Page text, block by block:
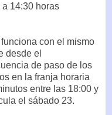
14:30 horas
con el mismo
desde el
de paso de los
en la franja horaria
entre las 18:00 y
el sábado 23.